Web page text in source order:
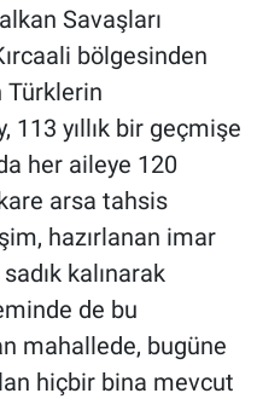
Savaşları
bölgesinden
Türklerin
113 yıllık bir geçmişe
her aileye 120
arsa tahsis
hazırlanan imar
kalınarak
de bu
mahallede, bugüne
hiçbir bina mevcut